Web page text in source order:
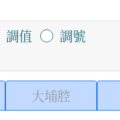
調值 調號
大埔腔